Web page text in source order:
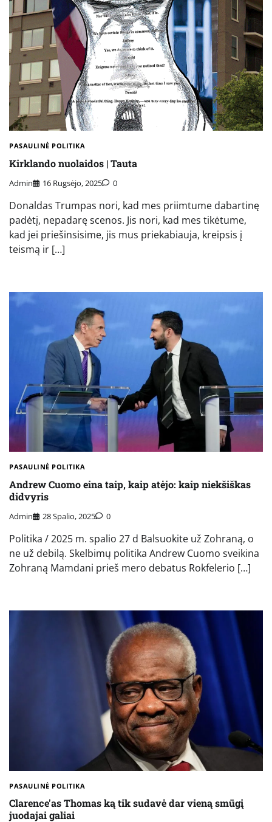
PASAULINĖ POLITIKA
Kirklando nuolaidos | Tauta
Admin 16 Rugsėjo, 2025 0
Donaldas Trumpas nori, kad mes priimtume dabartinę
padėtį, nepadarę scenos. Jis nori, kad mes tikėtume,
kad jei priešinsisime, jis mus priekabiauja, kreipsis į
teismą ir […]
PASAULINĖ POLITIKA
Andrew Cuomo eina taip, kaip atėjo: kaip niekšiškas
didvyris
Admin 28 Spalio, 2025 0
Politika / 2025 m. spalio 27 d Balsuokite už Zohraną, o
ne už debilą. Skelbimų politika Andrew Cuomo sveikina
Zohraną Mamdani prieš mero debatus Rokfelerio […]
PASAULINĖ POLITIKA
Clarence'as Thomas ką tik sudavė dar vieną smūgį
juodajai galiai